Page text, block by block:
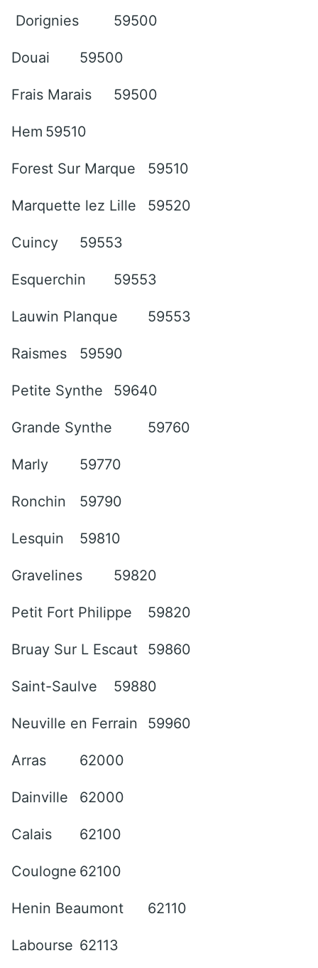
Dorignies 59500
Douai 59500
Frais Marais 59500
Hem 59510
Forest Sur Marque 59510
Marquette lez Lille 59520
Cuincy 59553
Esquerchin 59553
Lauwin Planque 59553
Raismes 59590
Petite Synthe 59640
Grande Synthe 59760
Marly 59770
Ronchin 59790
Lesquin 59810
Gravelines 59820
Petit Fort Philippe 59820
Bruay Sur L Escaut 59860
Saint-Saulve 59880
Neuville en Ferrain 59960
Arras 62000
Dainville 62000
Calais 62100
Coulogne 62100
Henin Beaumont 62110
Labourse 62113